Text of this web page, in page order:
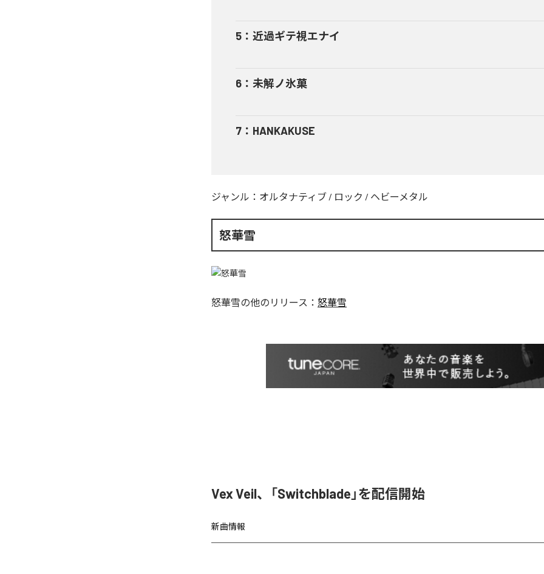
5 ： 近過ギテ視エナイ
6 ： 未解ノ氷菓
7 ： HANKAKUSE
ジャンル： オルタナティブ / ロック / ヘビーメタル
怒華雪
怒華雪の他のリリース： 怒華雪
Vex Veil、「Switchblade」を配信開始
新曲情報